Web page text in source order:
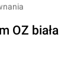
OZ biała